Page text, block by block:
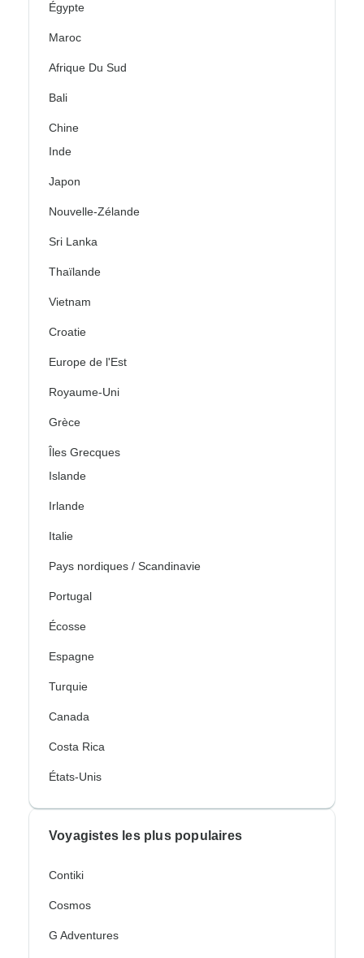
Égypte
Maroc
Afrique Du Sud
Bali
Chine
Inde
Japon
Nouvelle-Zélande
Sri Lanka
Thaïlande
Vietnam
Croatie
Europe de l'Est
Royaume-Uni
Grèce
Îles Grecques
Islande
Irlande
Italie
Pays nordiques / Scandinavie
Portugal
Écosse
Espagne
Turquie
Canada
Costa Rica
États-Unis
Voyagistes les plus populaires
Contiki
Cosmos
G Adventures